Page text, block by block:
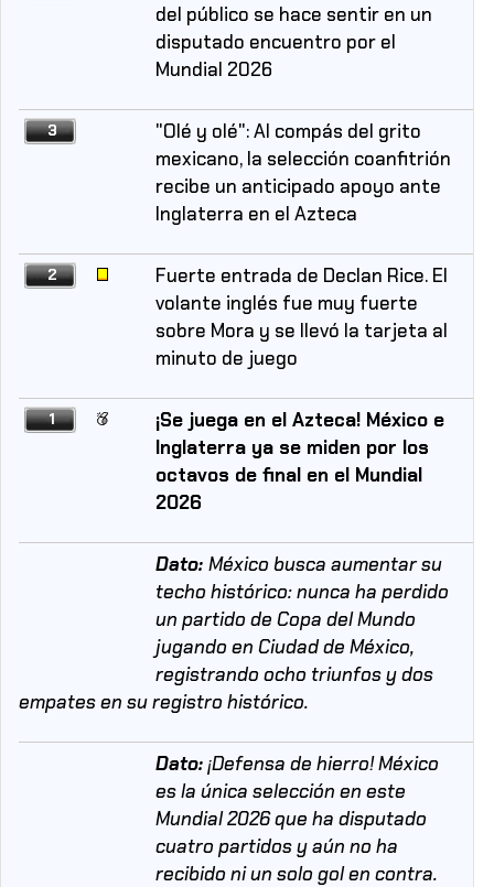
del público se hace sentir en un
disputado encuentro por el
Mundial 2026
3
"Olé y olé": Al compás del grito
mexicano, la selección coanfitrión
recibe un anticipado apoyo ante
Inglaterra en el Azteca
2
Fuerte entrada de Declan Rice. El
volante inglés fue muy fuerte
sobre Mora y se llevó la tarjeta al
minuto de juego
1
¡Se juega en el Azteca! México e
Inglaterra ya se miden por los
octavos de final en el Mundial
2026
Dato: México busca aumentar su
techo histórico: nunca ha perdido
un partido de Copa del Mundo
jugando en Ciudad de México,
registrando ocho triunfos y dos
empates en su registro histórico.
Dato:¡Defensa de hierro! México
es la única selección en este
Mundial 2026 que ha disputado
cuatro partidos y aún no ha
recibido ni un solo gol en contra.